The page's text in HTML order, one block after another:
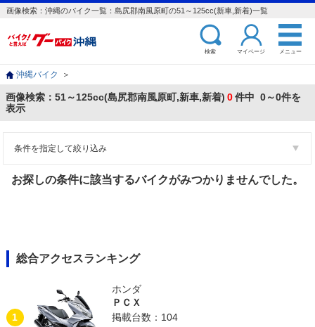
画像検索：沖縄のバイク一覧：島尻郡南風原町の51～125cc(新車,新着)一覧
検索 マイページ メニュー
沖縄バイク ＞
画像検索：51～125cc(島尻郡南風原町,新車,新着) 0件中 0～0件を
表示
条件を指定して絞り込み
お探しの条件に該当するバイクがみつかりませんでした。
総合アクセスランキング
1
ホンダ
ＰＣＸ
掲載台数：104